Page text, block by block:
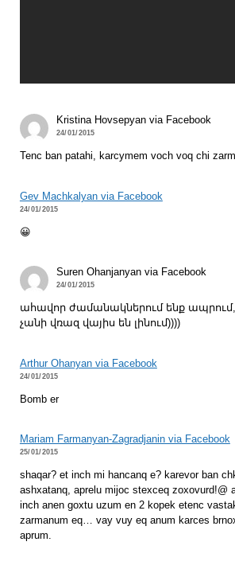
Kristina Hovsepyan via Facebook
24/01/2015
Tenc ban patahi, karcymem voch voq chi
Gev Machkalyan via Facebook
24/01/2015
😀
Suren Ohanjanyan via Facebook
24/01/2015
ահավոր ժամանակներում ենք ապրում,
չանի վռազ վայիս են լինում))))
Arthur Ohanyan via Facebook
24/01/2015
Bomb er
Mariam Farmanyan-Zagradjanin via Facebook
25/01/2015
shaqar? et inch mi hancanq e? karevor ban
ashxatanq, aprelu mijoc stexceq zoxovurd!@
inch anen goxtu uzum en 2 kopek etenc
zarmanum eq… vay vuy eq anum karces
aprum.